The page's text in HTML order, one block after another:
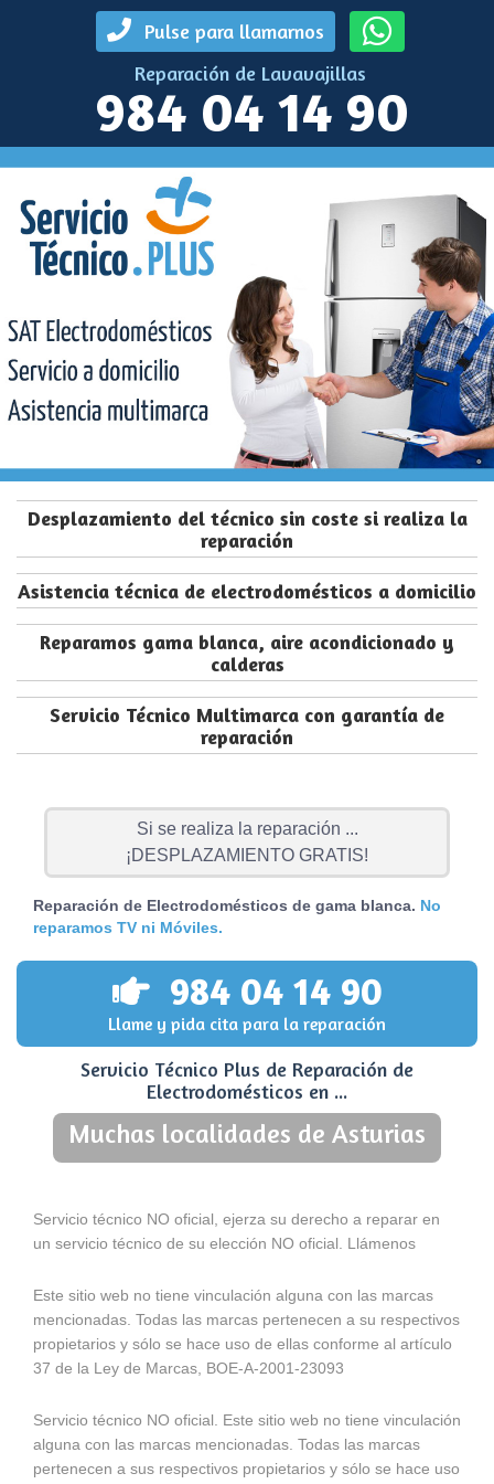
Pulse para llamarnos
Reparación de Lavavajillas
984 04 14 90
Desplazamiento del técnico sin coste si realiza la
reparación
Asistencia técnica de electrodomésticos a domicilio
Reparamos gama blanca, aire acondicionado y
calderas
Servicio Técnico Multimarca con garantía de
reparación
Si se realiza la reparación ...
¡DESPLAZAMIENTO GRATIS!
Reparación de Electrodomésticos de gama blanca. No
reparamos TV ni Móviles.
984 04 14 90
Llame y pida cita para la reparación
Servicio Técnico Plus de Reparación de
Electrodomésticos en ...
Muchas localidades de Asturias
Servicio técnico NO oficial, ejerza su derecho a reparar en
un servicio técnico de su elección NO oficial. Llámenos
Este sitio web no tiene vinculación alguna con las marcas
mencionadas. Todas las marcas pertenecen a su respectivos
propietarios y sólo se hace uso de ellas conforme al artículo
37 de la Ley de Marcas, BOE-A-2001-23093
Servicio técnico NO oficial. Este sitio web no tiene vinculación
alguna con las marcas mencionadas. Todas las marcas
pertenecen a sus respectivos propietarios y sólo se hace uso